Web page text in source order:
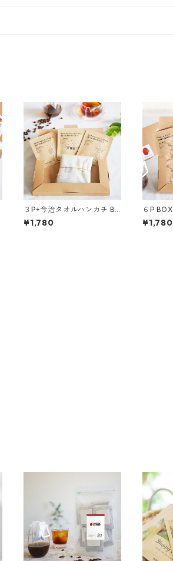
３P+今治タオルハンカチ BO
Xメッセージコーヒーギフト
｜送料無料・税込【ポスト
¥1,780
６P
ーギフ
【ポス
¥1,780